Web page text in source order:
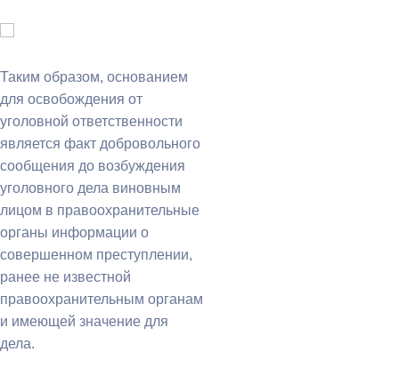
Таким образом, основанием
для освобождения от
уголовной ответственности
является факт добровольного
сообщения до возбуждения
уголовного дела виновным
лицом в правоохранительные
органы информации о
совершенном преступлении,
ранее не известной
правоохранительным органам
и имеющей значение для
дела.